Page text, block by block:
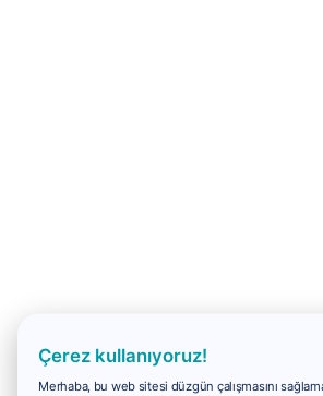
Çerez kullanıyoruz!
Merhaba, bu web sitesi düzgün çalışmasını